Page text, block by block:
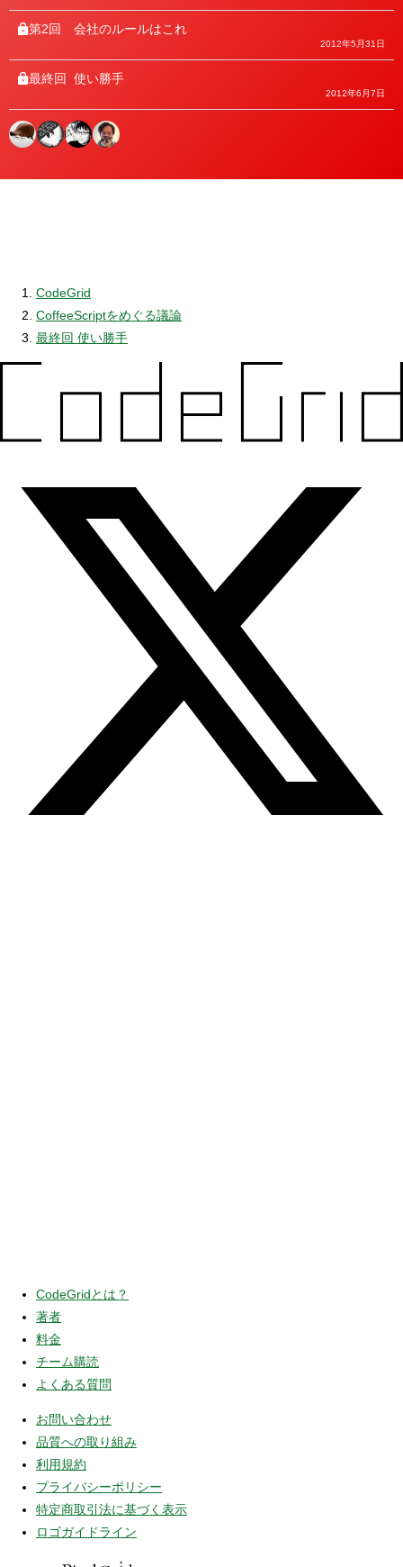
第2回 会社のルールはこれ
2012年5月31日
最終回 使い勝手
2012年6月7日
CodeGrid
CoffeeScriptをめぐる議論
最終回 使い勝手
CodeGridとは？
著者
料金
チーム購読
よくある質問
お問い合わせ
品質への取り組み
利用規約
プライバシーポリシー
特定商取引法に基づく表示
ロゴガイドライン